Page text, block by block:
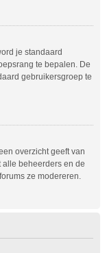
je standaard
te bepalen. De
gebruikersgroep te
overzicht geeft van
beheerders en de
ze modereren.